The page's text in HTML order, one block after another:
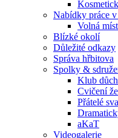
Nabídky práce
Volná
Blízké okolí
Důležité odkazy
Správa hřbitova
Spolky &
Klub
Cvičení
Přátelé
aKaT
Videogalerie